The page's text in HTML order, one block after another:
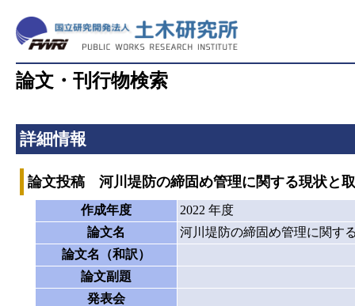
論文・刊行物検索
詳細情報
論文投稿 河川堤防の締固め管理に関する現状と
作成年度
2022 年度
論文名
河川堤防の締固め管理に関す
論文名（和訳）
論文副題
発表会